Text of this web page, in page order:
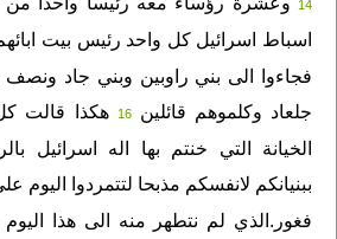
14
اسباط اسرائيل كل واحد رئيس بيت
فجاءوا الى بني راوبين وبني جاد
جلعاد وكلموهم قائلين
16هكذا قالت
الخيانة التي خنتم بها اله اسرائيل
ببنيانكم لانفسكم مذبحا لتتمردوا اليوم
فغور.الذي لم نتطهر منه الى هذا